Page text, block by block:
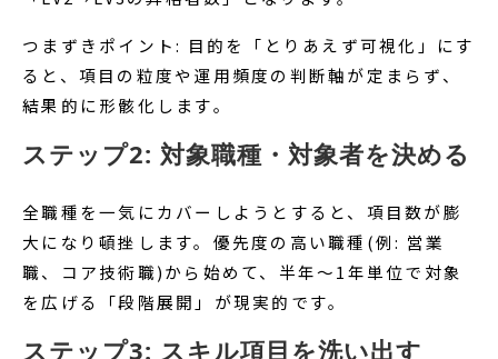
つまずきポイント: 目的を「とりあえず可視化」にす
ると、項目の粒度や運用頻度の判断軸が定まらず、
結果的に形骸化します。
ステップ2: 対象職種・対象者を決める
全職種を一気にカバーしようとすると、項目数が膨
大になり頓挫します。優先度の高い職種(例: 営業
職、コア技術職)から始めて、半年〜1年単位で対象
を広げる「段階展開」が現実的です。
ステップ3: スキル項目を洗い出す